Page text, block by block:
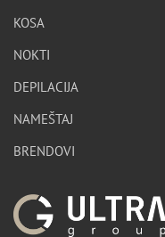
KOSA
NOKTI
DEPILACIJA
NAMEŠTAJ
BRENDOVI